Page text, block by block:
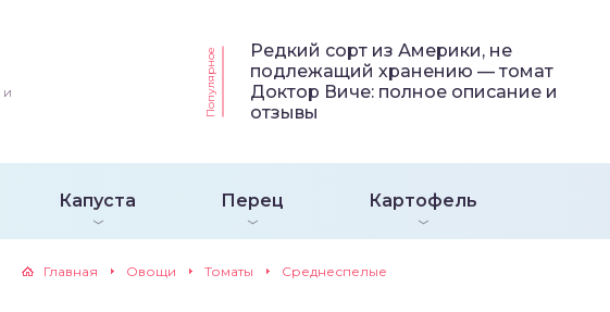
и
Популярное
Редкий сорт из Америки, не
подлежащий хранению — томат
Доктор Виче: полное описание и
отзывы
Капуста Перец Картофель
Главная Овощи Томаты Среднеспелые